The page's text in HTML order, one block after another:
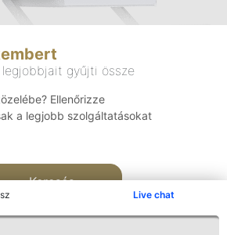
Live chat
gyűjti össze
Ellenőrizze
a legjobb szolgáltatásokat
Keresés